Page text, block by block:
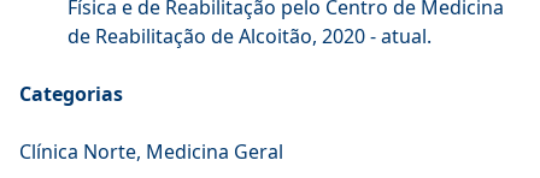
Física e de Reabilitação pelo Centro de Medicina
de Reabilitação de Alcoitão, 2020 - atual.
Categorias
Clínica Norte, Medicina Geral